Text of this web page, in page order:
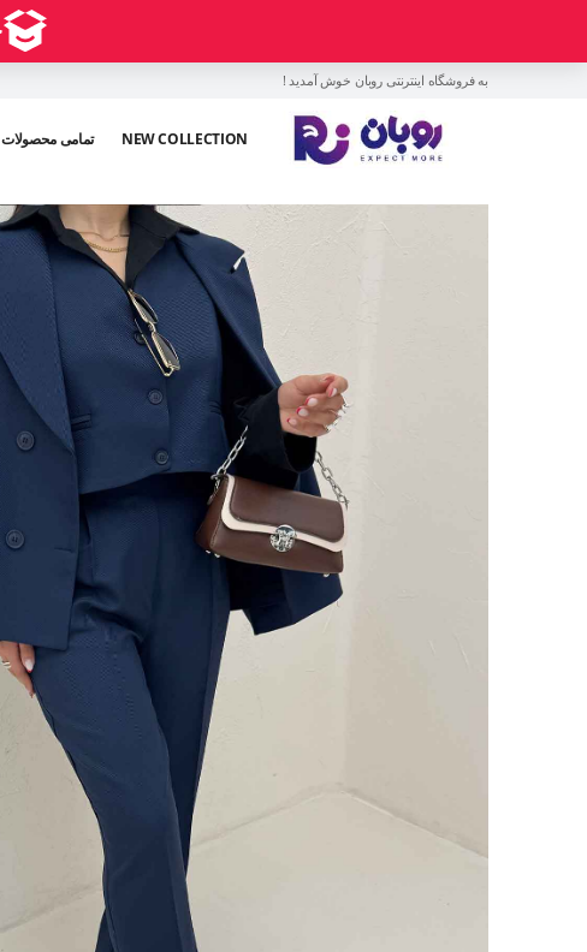
به فروشگاه اینترنتی روبان خوش آمدید !
NEW COLLECTION تمامی محصولات